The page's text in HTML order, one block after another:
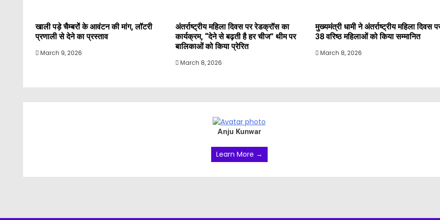
खाली पड़े चैम्बरों के आवंटन की मांग, लॉटरी
प्रणाली से देने का प्रस्ताव
March 9, 2026
अंतर्राष्ट्रीय महिला दिवस पर रेडक्रॉस का
कार्यक्रम, “देने से बढ़ती है हर चीज” थीम पर
बालिकाओं को किया प्रेरित
March 8, 2026
मुख्यमंत्री धामी ने अंतर्राष्ट्रीय महिला दिवस
38 वरिष्ठ महिलाओं को किया सम्मानित
March 8, 2026
Anju Kunwar
Learn More →